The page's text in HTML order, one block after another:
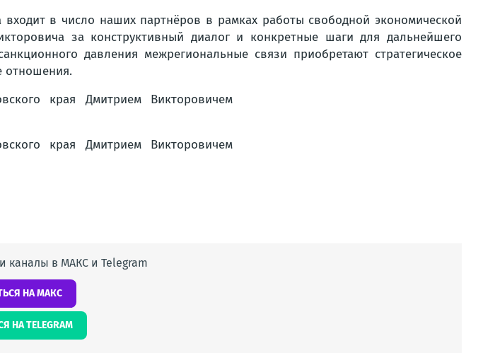
входит в число наших партнёров в рамках работы свободной экономической
за конструктивный диалог и конкретные шаги для дальнейшего
давления межрегиональные связи приобретают стратегическое
отношения.
каналы в МАКС и Telegram
НА МАКС
НА TELEGRAM